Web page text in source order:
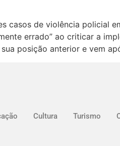
casos de violência policial
errado” ao criticar a
posição anterior e vem
Cultura Turismo